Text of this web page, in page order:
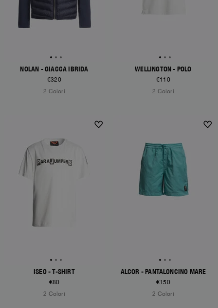
NOLAN - GIACCA IBRIDA
€320
2 Colori
WELLINGTON - POLO
€110
2 Colori
ISEO - T-SHIRT
€80
2 Colori
ALCOR - PANTALONCINO MARE
€150
2 Colori